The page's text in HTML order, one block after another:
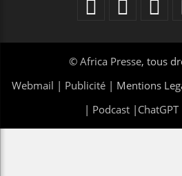
© Africa Presse, tous
Webmail | Publicité | Mentions
| Podcast| ChatGPT